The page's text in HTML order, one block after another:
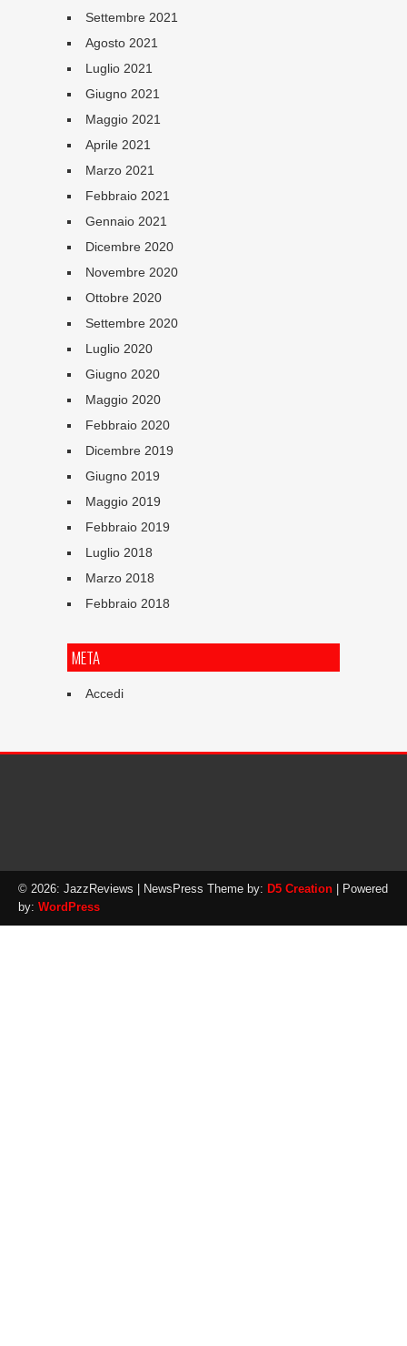
Settembre 2021
Agosto 2021
Luglio 2021
Giugno 2021
Maggio 2021
Aprile 2021
Marzo 2021
Febbraio 2021
Gennaio 2021
Dicembre 2020
Novembre 2020
Ottobre 2020
Settembre 2020
Luglio 2020
Giugno 2020
Maggio 2020
Febbraio 2020
Dicembre 2019
Giugno 2019
Maggio 2019
Febbraio 2019
Luglio 2018
Marzo 2018
Febbraio 2018
META
Accedi
© 2026: JazzReviews | NewsPress Theme by: D5 Creation | Powered
by: WordPress